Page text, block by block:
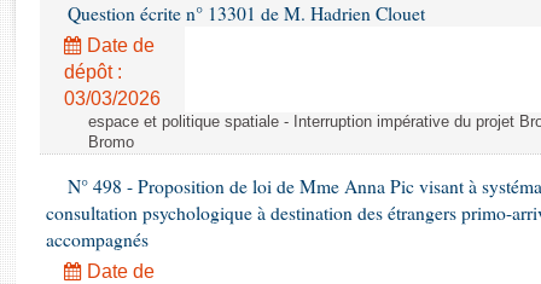
Rapports législatifs
Rapports sur l'application des lois
Baromètre de l’application des lois
Dossiers législatifs
Questions écrites et orales
Comptes rendus des débats
Question écrite n° 13301 de M. Hadrien Clouet
Date de
dépôt :
03/03/2026
espace et politique spatiale - Interruption impérative du projet
Bromo
N° 498 - Proposition de loi de Mme Anna Pic visant à
consultation psychologique à destination des étrangers primo-
accompagnés
Date de